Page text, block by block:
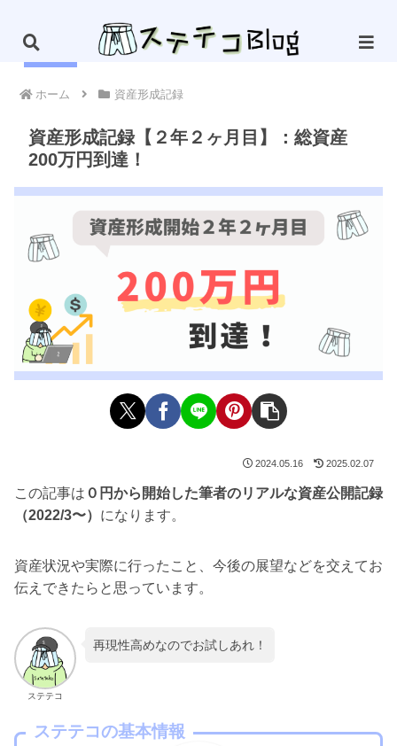
ホーム 資産形成記録
資産形成記録【２年２ヶ月目】：総資産
200万円到達！
2024.05.16 2025.02.07
この記事は ０円から開始した筆者のリアルな資産公開記録
（2022/3〜） になります。
資産状況や実際に行ったこと、今後の展望などを交えてお
伝えできたらと思っています。
ステテコ
再現性高めなのでお試しあれ！
ステテコの基本情報